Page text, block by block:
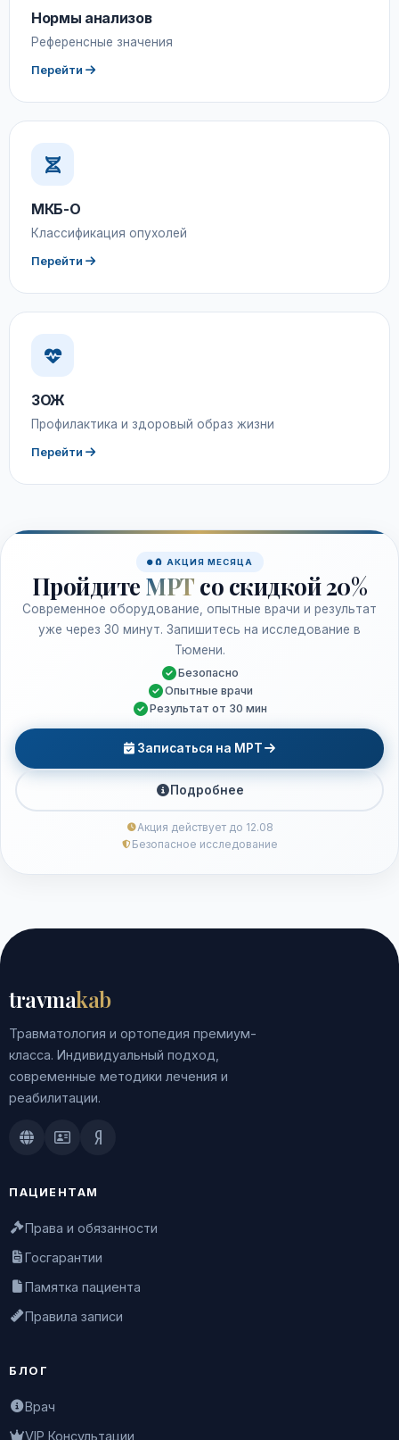
Нормы анализов
Референсные значения
Перейти
МКБ-О
Классификация опухолей
Перейти
ЗОЖ
Профилактика и здоровый образ жизни
Перейти
🧲 АКЦИЯ МЕСЯЦА
Пройдите МРТ со скидкой 20%
Современное оборудование, опытные врачи и результат
уже через 30 минут. Запишитесь на исследование в
Тюмени.
Безопасно
Опытные врачи
Результат от 30 мин
Записаться на МРТ
Подробнее
Акция действует до 12.08
Безопасное исследование
travmakab
Травматология и ортопедия премиум-
класса. Индивидуальный подход,
современные методики лечения и
реабилитации.
Doctu.ruПроДокторов
Яндекс.Здоровье
ПАЦИЕНТАМ
Права и обязанности
Госгарантии
Памятка пациента
Правила записи
БЛОГ
Врач
VIP Консультации